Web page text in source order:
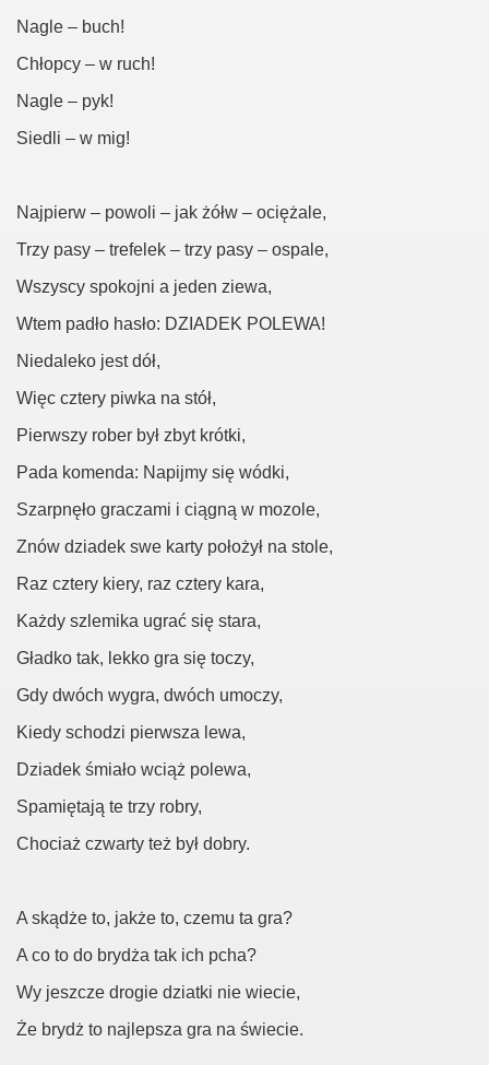
Nagle – buch!
Chłopcy – w ruch!
Nagle – pyk!
Siedli – w mig!
Najpierw – powoli – jak żółw – ociężale,
Trzy pasy – trefelek – trzy pasy – ospale,
Wszyscy spokojni a jeden ziewa,
Wtem padło hasło: DZIADEK POLEWA!
Niedaleko jest dół,
Więc cztery piwka na stół,
Pierwszy rober był zbyt krótki,
Pada komenda: Napijmy się wódki,
Szarpnęło graczami i ciągną w mozole,
Znów dziadek swe karty położył na stole,
Raz cztery kiery, raz cztery kara,
Każdy szlemika ugrać się stara,
Gładko tak, lekko gra się toczy,
Gdy dwóch wygra, dwóch umoczy,
Kiedy schodzi pierwsza lewa,
Dziadek śmiało wciąż polewa,
Spamiętają te trzy robry,
Chociaż czwarty też był dobry.
A skądże to, jakże to, czemu ta gra?
A co to do brydża tak ich pcha?
Wy jeszcze drogie dziatki nie wiecie,
Że brydż to najlepsza gra na świecie.